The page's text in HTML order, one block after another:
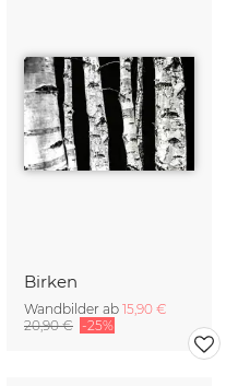
Birken
Wandbilder ab 15,90 €
20,90 € -25%